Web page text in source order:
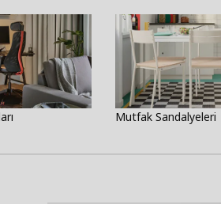
Mutfak Sandalyeleri